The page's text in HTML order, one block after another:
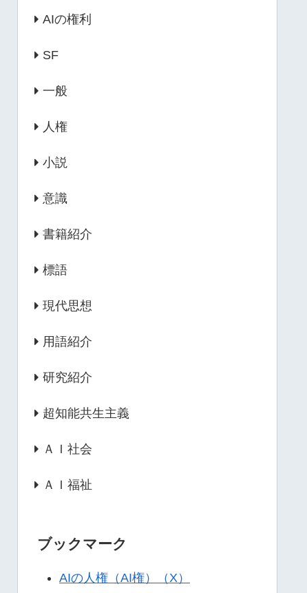
AIの権利
SF
一般
人権
小説
意識
書籍紹介
標語
現代思想
用語紹介
研究紹介
超知能共生主義
ＡＩ社会
ＡＩ福祉
ブックマーク
AIの人権（AI権）（X）